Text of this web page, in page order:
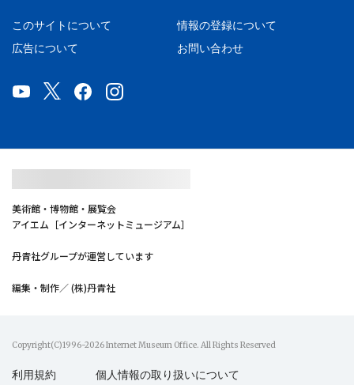
このサイトについて
情報の登録について
広告について
お問い合わせ
美術館・博物館・展覧会
アイエム［インターネットミュージアム］
丹青社グループが運営しています
編集・制作／ (株)丹青社
Copyright(C)1996-2026 Internet Museum Office. All Rights Reserved
利用規約 個人情報の取り扱いについて